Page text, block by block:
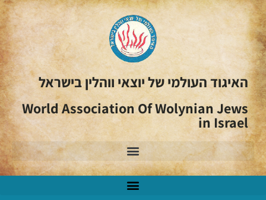
האיגוד העולמי של יוצאי ווהלין בישראל
World Association Of Wolynian Jews
in Israel